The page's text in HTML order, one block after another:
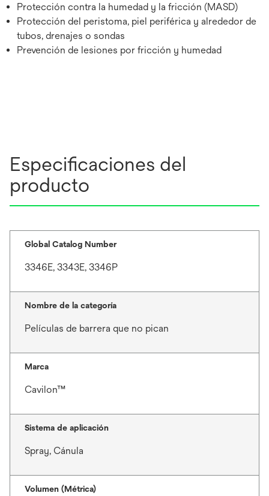
Protección contra la humedad y la fricción (MASD)
Protección del peristoma, piel periférica y alrededor de
tubos, drenajes o sondas
Prevención de lesiones por fricción y humedad
Especificaciones del
producto
Global Catalog Number
3346E, 3343E, 3346P
Nombre de la categoría
Películas de barrera que no pican
Marca
Cavilon™
Sistema de aplicación
Spray, Cánula
Volumen (Métrica)